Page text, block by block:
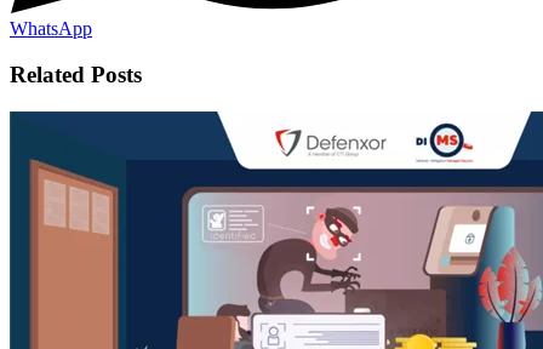
WhatsApp
Related Posts